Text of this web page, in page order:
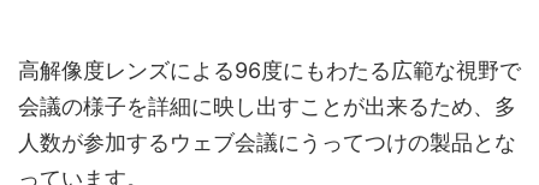
高解像度レンズによる96度にもわたる広範な視野で
会議の様子を詳細に映し出すことが出来るため、多
人数が参加するウェブ会議にうってつけの製品とな
っています。